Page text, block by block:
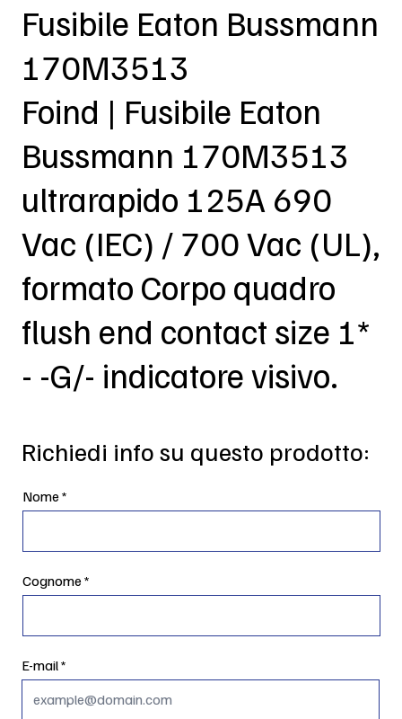
Fusibile Eaton Bussmann
170M3513
Foind | Fusibile Eaton
Bussmann 170M3513
ultrarapido 125A 690
Vac (IEC) / 700 Vac (UL),
formato Corpo quadro
flush end contact size 1*
- -G/- indicatore visivo.
Richiedi info su questo prodotto:
Nome
Cognome
E-mail